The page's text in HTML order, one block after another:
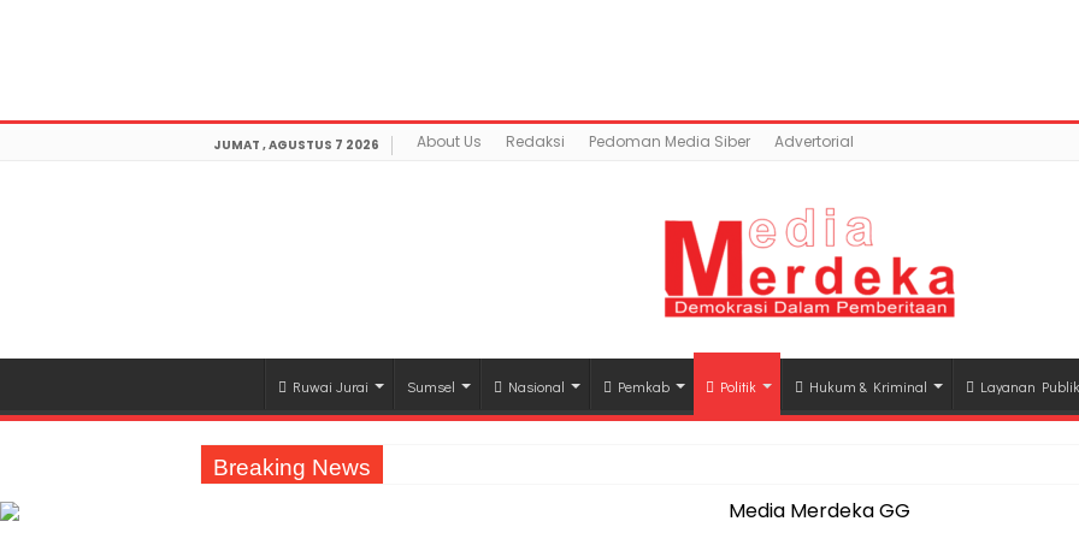
JUMAT , AGUSTUS 7 2026 About Us Redaksi Pedoman Media Siber Advertorial
Ruwai Jurai Sumsel Nasional Pemkab Politik Hukum & Kriminal Layanan Publik
Breaking News
Jasa Raharja Serahkan Santunan kepada Ahli Waris Korban Kebakaran KM Mutiara Sentosa II